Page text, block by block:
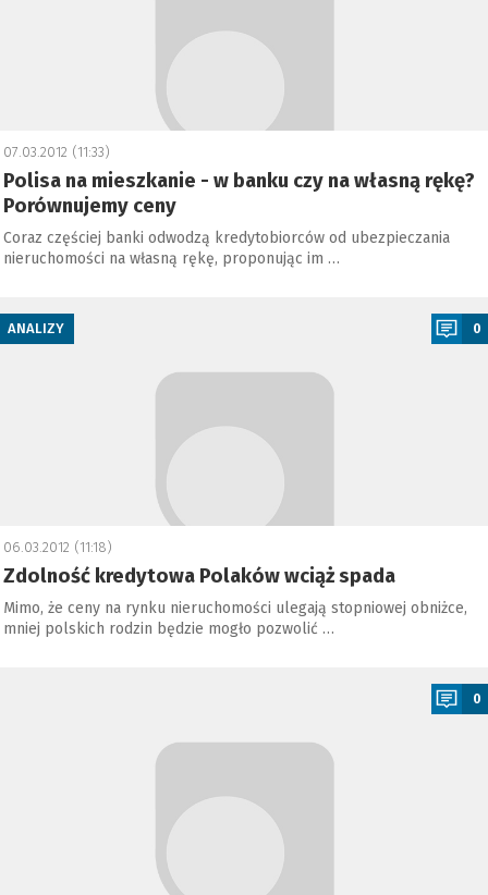
07.03.2012 (11:33)
Polisa na mieszkanie - w banku czy na własną rękę?
Porównujemy ceny
Coraz częściej banki odwodzą kredytobiorców od ubezpieczania
nieruchomości na własną rękę, proponując im …
ANALIZY 0
06.03.2012 (11:18)
Zdolność kredytowa Polaków wciąż spada
Mimo, że ceny na rynku nieruchomości ulegają stopniowej obniżce,
mniej polskich rodzin będzie mogło pozwolić …
0